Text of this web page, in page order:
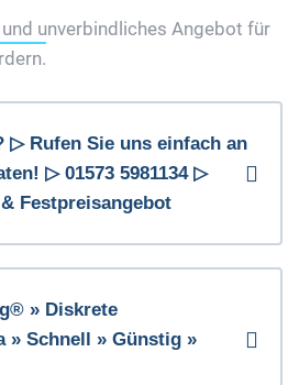
unverbindliches Angebot für
▷ Rufen Sie uns einfach an
▷ 01573 5981134 ▷
Festpreisangebot
» Diskrete
» Schnell » Günstig »